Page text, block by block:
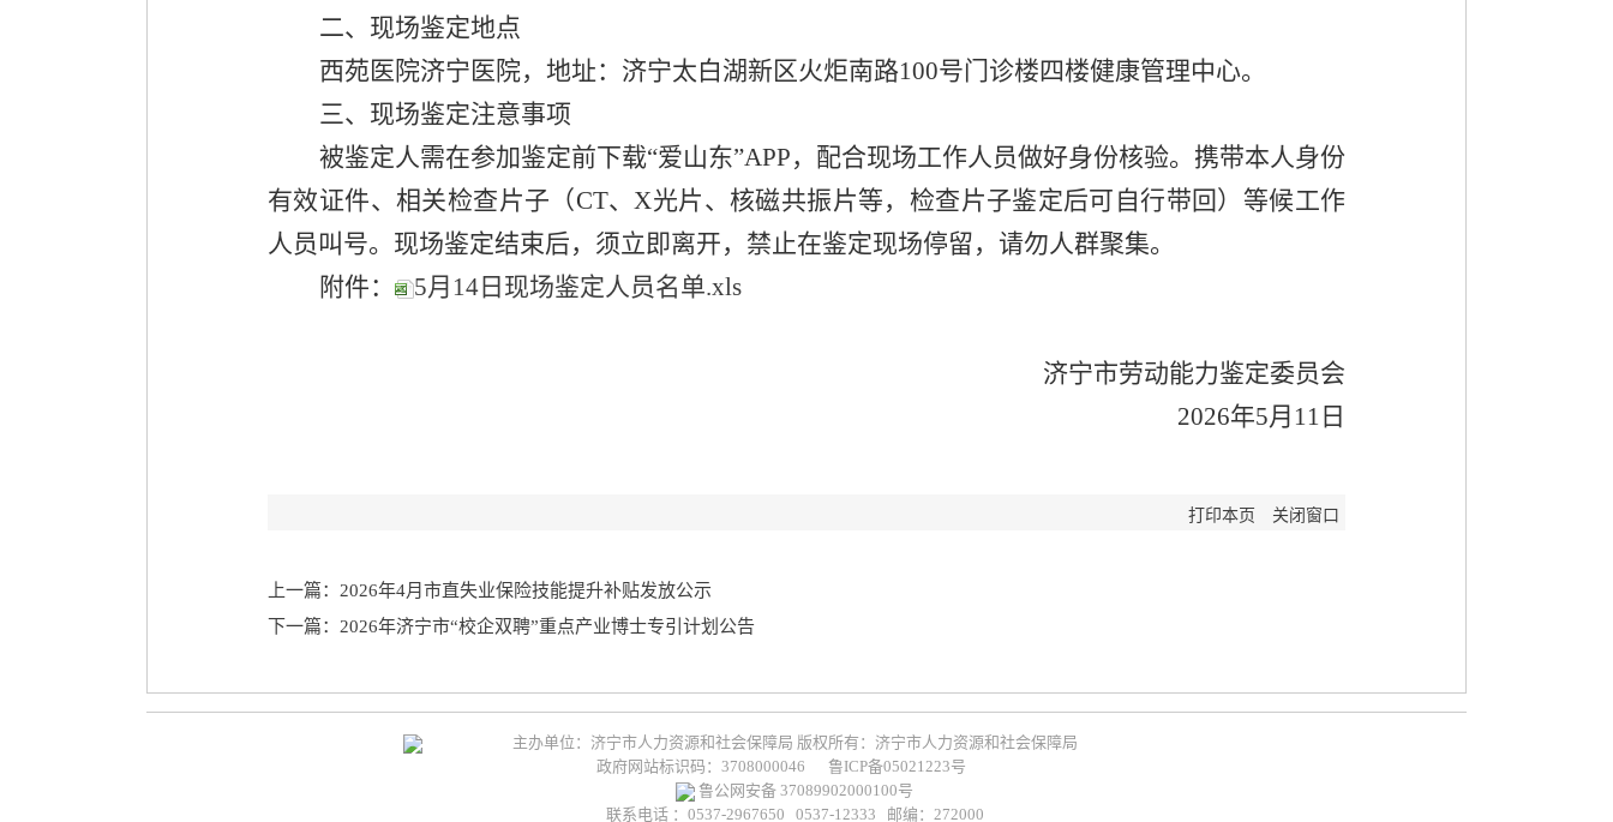
二、 现场鉴定地点
西苑医院济宁医院， 地址： 济宁太白湖新区火炬南路100号门诊楼四楼健康管理中心。
三、现场鉴定注意事项
被鉴定人需在参加鉴定前下载“爱山东”APP，配合现场工作人员做好身份核验。携带本人身份
有效证件、相关检查片子（CT、X光片、核磁共振片等，检查片子鉴定后可自行带回）等候工作
人员叫号。 现场鉴定结束后，须立即离开，禁止在鉴定现场停留，请勿人群聚集。
附件：
5月14日现场鉴定人员名单.xls
济宁市劳动能力鉴定委员会
2026年5月 11 日
打印本页 关闭窗口
上一篇：2026年4月市直失业保险技能提升补贴发放公示
下一篇：2026年济宁市“校企双聘”重点产业博士专引计划公告
主办单位：济宁市人力资源和社会保障局 版权所有：济宁市人力资源和社会保障局
政府网站标识码：3708000046
鲁ICP备05021223号
鲁公网安备 37089902000100号
联系电话 ：0537-2967650 0537-12333 邮编：272000